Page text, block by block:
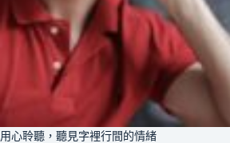
用心聆聽，聽見字裡行間的情緒